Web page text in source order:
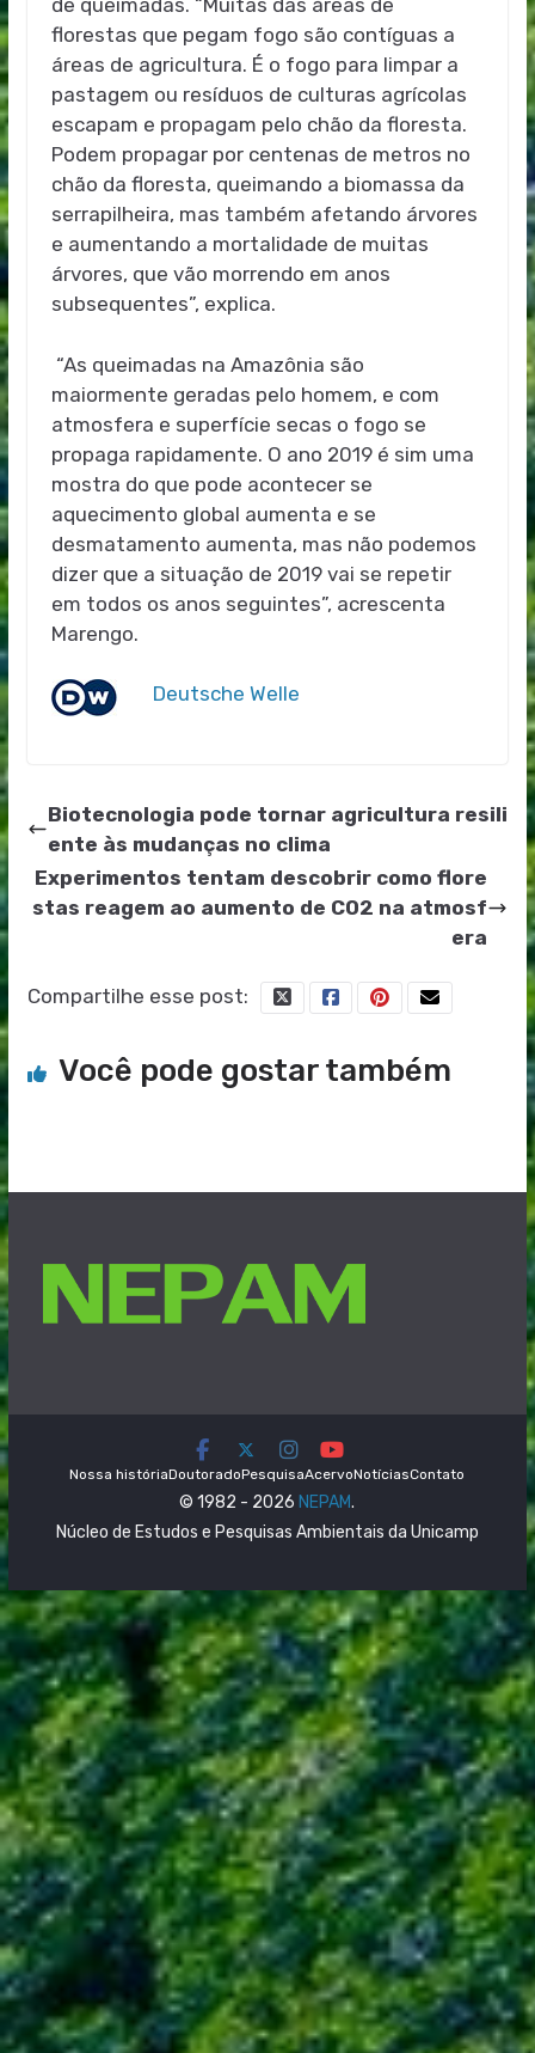
de queimadas. “Muitas das áreas de
florestas que pegam fogo são contíguas a
áreas de agricultura. É o fogo para limpar a
pastagem ou resíduos de culturas agrícolas
escapam e propagam pelo chão da floresta.
Podem propagar por centenas de metros no
chão da floresta, queimando a biomassa da
serrapilheira, mas também afetando árvores
e aumentando a mortalidade de muitas
árvores, que vão morrendo em anos
subsequentes”, explica.
“As queimadas na Amazônia são
maiormente geradas pelo homem, e com
atmosfera e superfície secas o fogo se
propaga rapidamente. O ano 2019 é sim uma
mostra do que pode acontecer se
aquecimento global aumenta e se
desmatamento aumenta, mas não podemos
dizer que a situação de 2019 vai se repetir
em todos os anos seguintes”, acrescenta
Marengo.
Deutsche Welle
Biotecnologia pode tornar agricultura resili
ente às mudanças no clima
Experimentos tentam descobrir como flore
stas reagem ao aumento de CO2 na atmosf
era
Compartilhe esse post:
Você pode gostar também
Nossa históriaDoutoradoPesquisaAcervoNotíciasContato
© 1982 - 2026 NEPAM.
Núcleo de Estudos e Pesquisas Ambientais da Unicamp